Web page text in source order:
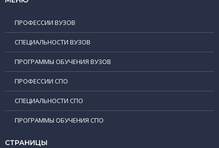
ПРОФЕССИИ ВУЗОВ
СПЕЦИАЛЬНОСТИ ВУЗОВ
ПРОГРАММЫ ОБУЧЕНИЯ ВУЗОВ
ПРОФЕССИИ СПО
СПЕЦИАЛЬНОСТИ СПО
ПРОГРАММЫ ОБУЧЕНИЯ СПО
СТРАНИЦЫ